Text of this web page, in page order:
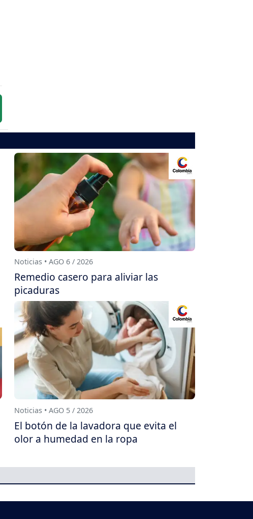
Noticias • AGO 6 / 2026
Remedio casero para aliviar las
picaduras
Noticias • AGO 5 / 2026
El botón de la lavadora que evita el
olor a humedad en la ropa